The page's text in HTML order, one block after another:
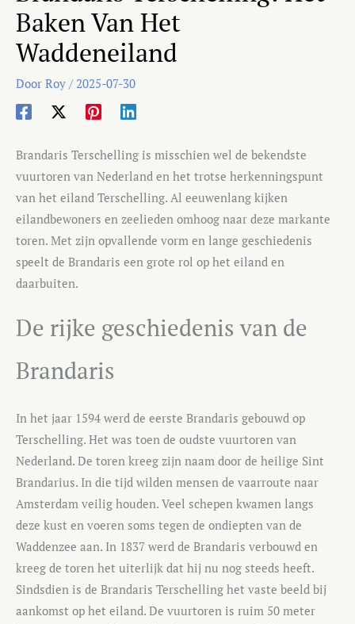
Baken Van Het
Waddeneiland
Door Roy /2025-07-30
Brandaris Terschelling is misschien wel de bekendste
vuurtoren van Nederland en het trotse herkenningspunt
van het eiland Terschelling. Al eeuwenlang kijken
eilandbewoners en zeelieden omhoog naar deze markante
toren. Met zijn opvallende vorm en lange geschiedenis
speelt de Brandaris een grote rol op het eiland en
daarbuiten.
De rijke geschiedenis van de
Brandaris
In het jaar 1594 werd de eerste Brandaris gebouwd op
Terschelling. Het was toen de oudste vuurtoren van
Nederland. De toren kreeg zijn naam door de heilige Sint
Brandarius. In die tijd wilden mensen de vaarroute naar
Amsterdam veilig houden. Veel schepen kwamen langs
deze kust en voeren soms tegen de ondiepten van de
Waddenzee aan. In 1837 werd de Brandaris verbouwd en
kreeg de toren het uiterlijk dat hij nu nog steeds heeft.
Sindsdien is de Brandaris Terschelling het vaste beeld bij
aankomst op het eiland. De vuurtoren is ruim 50 meter